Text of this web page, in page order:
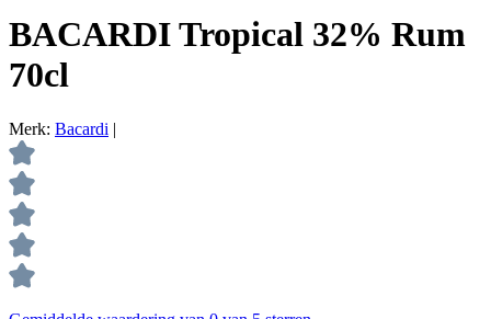
BACARDI Tropical 32% Rum
70cl
Merk: Bacardi |